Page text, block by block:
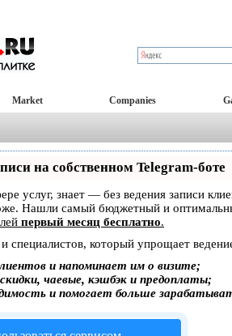
Market Companies
на собственном Telegram-боте
услуг, знает — без ведения записи
Нашли самый бюджетный и
первый месяц бесплатно.
специалистов, который упрощает
и напоминает им о визите;
чаевые, кэшбэк и предоплаты;
и помогает больше